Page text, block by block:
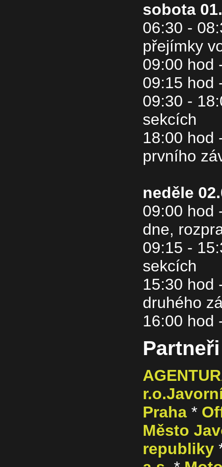
sobota
06:30 -
přejímky
09:00 hod
09:15 hod
09:30 -
sekcích
18:00 hod
prvního
neděle
09:00 hod
dne,
09:15 -
sekcích
15:30 hod
druhého
16:00 hod
Praha*
Město
republiky